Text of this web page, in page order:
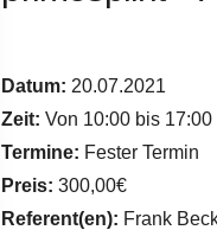
Datum: 20.07.2021
Zeit: Von 10:00 bis 17:00
Termine: Fester Termin
Preis: 300,00€
Referent(en): Frank